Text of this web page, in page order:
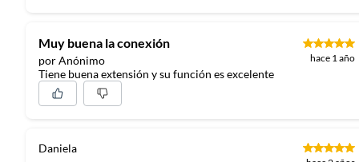
Muy buena la conexión
por Anónimo hace 1 año
Tiene buena extensión y su función es excelente
Daniela